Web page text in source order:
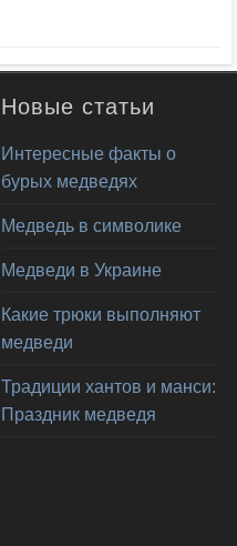
Новые статьи
Интересные факты о
бурых медведях
Медведь в символике
Медведи в Украине
Какие трюки выполняют
медведи
Традиции хантов и манси:
Праздник медведя